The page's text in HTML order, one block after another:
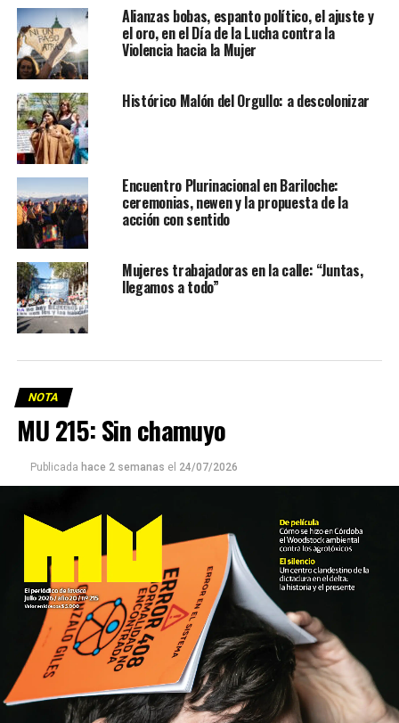
Alianzas bobas, espanto político, el ajuste y
el oro, en el Día de la Lucha contra la
Violencia hacia la Mujer
Histórico Malón del Orgullo: a descolonizar
Encuentro Plurinacional en Bariloche:
ceremonias, newen y la propuesta de la
acción con sentido
Mujeres trabajadoras en la calle: “Juntas,
llegamos a todo”
NOTA
MU 215: Sin chamuyo
Publicada hace 2 semanas el 24/07/2026